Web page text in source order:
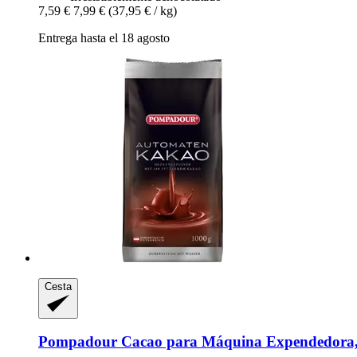
7,59 € 7,99 € (37,95 € / kg)
Entrega hasta el 18 agosto
Cesta
Pompadour Cacao para Máquina